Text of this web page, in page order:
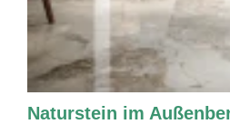
Naturstein im